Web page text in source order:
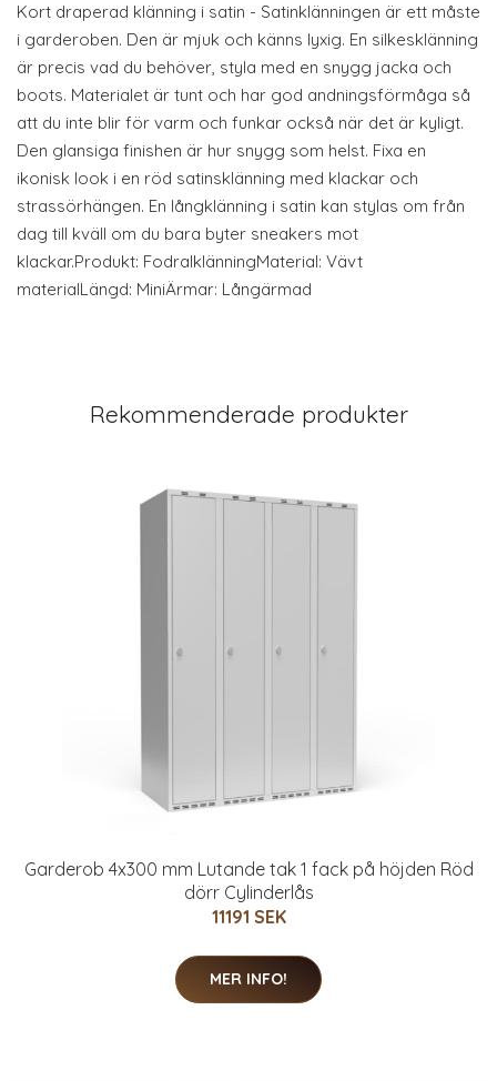
Kort draperad klänning i satin - Satinklänningen är ett måste
i garderoben. Den är mjuk och känns lyxig. En silkesklänning
är precis vad du behöver, styla med en snygg jacka och
boots. Materialet är tunt och har god andningsförmåga så
att du inte blir för varm och funkar också när det är kyligt.
Den glansiga finishen är hur snygg som helst. Fixa en
ikonisk look i en röd satinsklänning med klackar och
strassörhängen. En långklänning i satin kan stylas om från
dag till kväll om du bara byter sneakers mot
klackar.Produkt: FodralklänningMaterial: Vävt
materialLängd: MiniÄrmar: Långärmad
Rekommenderade produkter
Garderob 4x300 mm Lutande tak 1 fack på höjden Röd
dörr Cylinderlås
11191 SEK
MER INFO!